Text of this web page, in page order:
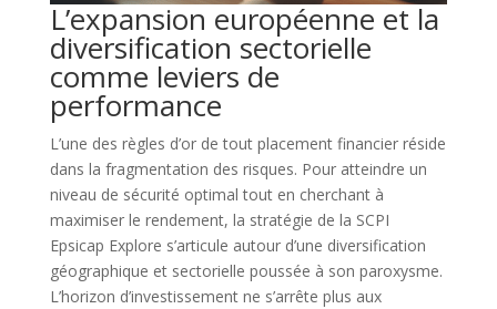
L’expansion européenne et la
diversification sectorielle
comme leviers de
performance
L’une des règles d’or de tout placement financier réside
dans la fragmentation des risques. Pour atteindre un
niveau de sécurité optimal tout en cherchant à
maximiser le rendement, la stratégie de la SCPI
Epsicap Explore s’articule autour d’une diversification
géographique et sectorielle poussée à son paroxysme.
L’horizon d’investissement ne s’arrête plus aux